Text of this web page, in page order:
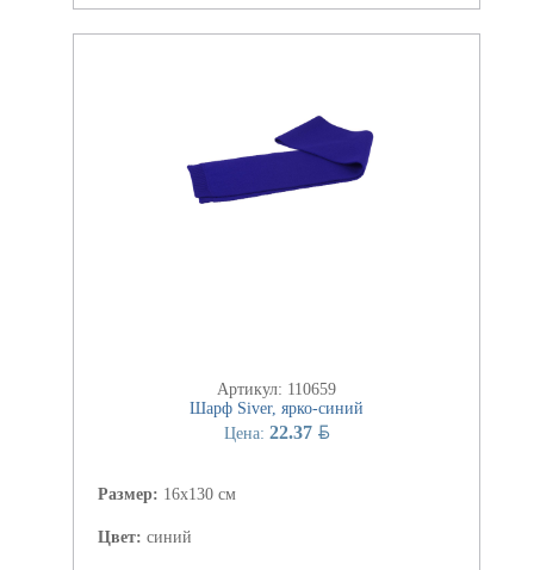
Артикул: 110659
Шарф Siver, ярко-синий
Цена: 22.37 BYN
Размер: 16х130 см
Цвет: синий